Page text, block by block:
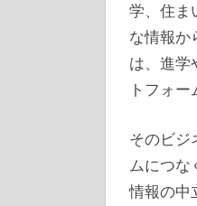
学、住ま
な情報か
は、進学
トフォ
そのビジ
ムにつな
情報の中